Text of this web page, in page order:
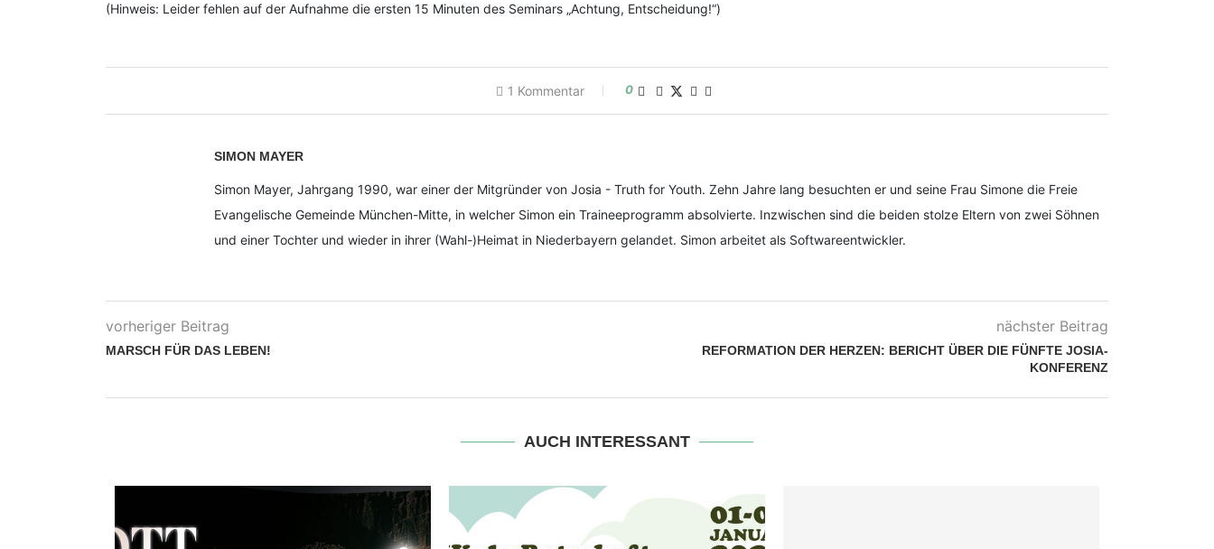
(Hinweis: Leider fehlen auf der Aufnahme die ersten 15 Minuten des Seminars „Achtung, Entscheidung!“)
1 Kommentar 0
SIMON MAYER
Simon Mayer, Jahrgang 1990, war einer der Mitgründer von Josia - Truth for Youth. Zehn Jahre lang besuchten er und seine Frau Simone die Freie
Evangelische Gemeinde München-Mitte, in welcher Simon ein Traineeprogramm absolvierte. Inzwischen sind die beiden stolze Eltern von zwei Söhnen
und einer Tochter und wieder in ihrer (Wahl-)Heimat in Niederbayern gelandet. Simon arbeitet als Softwareentwickler.
vorheriger Beitrag
MARSCH FÜR DAS LEBEN!
nächster Beitrag
REFORMATION DER HERZEN: BERICHT ÜBER DIE FÜNFTE JOSIA-
KONFERENZ
AUCH INTERESSANT